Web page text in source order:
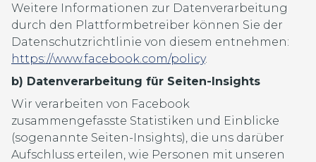
Weitere Informationen zur Datenverarbeitung
durch den Plattformbetreiber können Sie der
Datenschutzrichtlinie von diesem entnehmen:
https://www.facebook.com/policy.
b) Datenverarbeitung für Seiten-Insights
Wir verarbeiten von Facebook
zusammengefasste Statistiken und Einblicke
(sogenannte Seiten-Insights), die uns darüber
Aufschluss erteilen, wie Personen mit unseren